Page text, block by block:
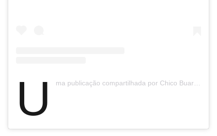
U ma publicação compartilhada por Chico Buarque (@chicobuarque)